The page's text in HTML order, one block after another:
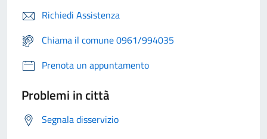
Richiedi Assistenza
Chiama il comune 0961/994035
Prenota un appuntamento
Problemi in città
Segnala disservizio